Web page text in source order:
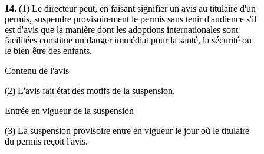
14. (1) Le directeur peut, en faisant signifier un avis au titulaire d'un
permis, suspendre provisoirement le permis sans tenir d'audience s'il
est d'avis que la manière dont les adoptions internationales sont
facilitées constitue un danger immédiat pour la santé, la sécurité ou
le bien-être des enfants.
Contenu de l'avis
(2) L'avis fait état des motifs de la suspension.
Entrée en vigueur de la suspension
(3) La suspension provisoire entre en vigueur le jour où le titulaire
du permis reçoit l'avis.